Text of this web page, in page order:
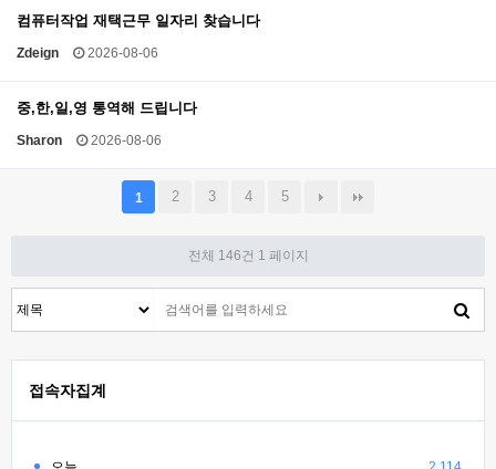
컴퓨터작업 재택근무 일자리 찾습니다
Zdeign 2026-08-06
중,한,일,영 통역해 드립니다
Sharon 2026-08-06
1 2 3 4 5
전체 146건 1 페이지
접속자집계